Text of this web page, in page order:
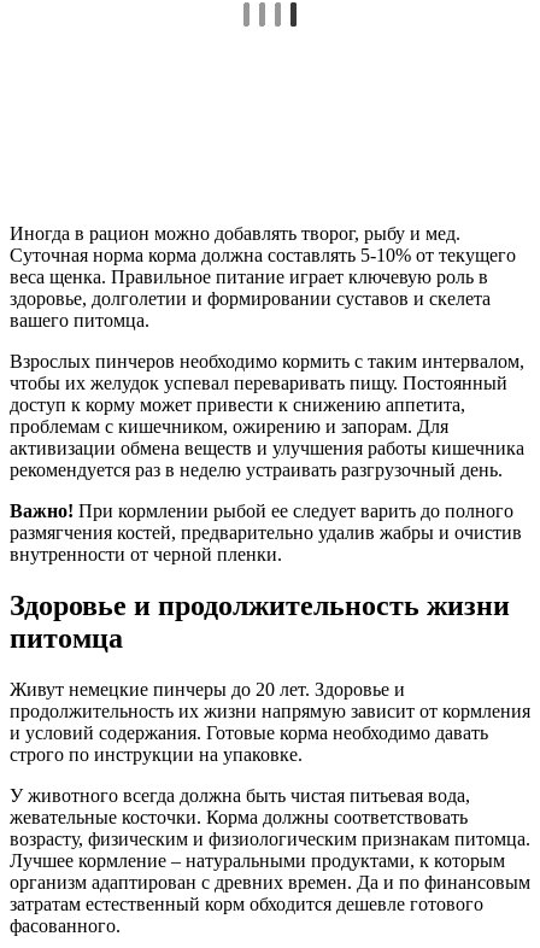
Иногда в рацион можно добавлять творог, рыбу и мед.
Суточная норма корма должна составлять 5-10% от текущего
веса щенка. Правильное питание играет ключевую роль в
здоровье, долголетии и формировании суставов и скелета
вашего питомца.
Взрослых пинчеров необходимо кормить с таким интервалом,
чтобы их желудок успевал переваривать пищу. Постоянный
доступ к корму может привести к снижению аппетита,
проблемам с кишечником, ожирению и запорам. Для
активизации обмена веществ и улучшения работы кишечника
рекомендуется раз в неделю устраивать разгрузочный день.
Важно! При кормлении рыбой ее следует варить до полного
размягчения костей, предварительно удалив жабры и очистив
внутренности от черной пленки.
Здоровье и продолжительность жизни
питомца
Живут немецкие пинчеры до 20 лет. Здоровье и
продолжительность их жизни напрямую зависит от кормления
и условий содержания. Готовые корма необходимо давать
строго по инструкции на упаковке.
У животного всегда должна быть чистая питьевая вода,
жевательные косточки. Корма должны соответствовать
возрасту, физическим и физиологическим признакам питомца.
Лучшее кормление – натуральными продуктами, к которым
организм адаптирован с древних времен. Да и по финансовым
затратам естественный корм обходится дешевле готового
фасованного.